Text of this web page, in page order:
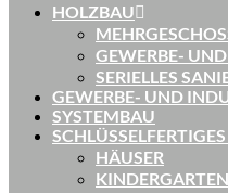
HOLZBAU
GEWERBE-
SERIELLES
GEWERBE- UND
SYSTEMBAU
HÄUSER